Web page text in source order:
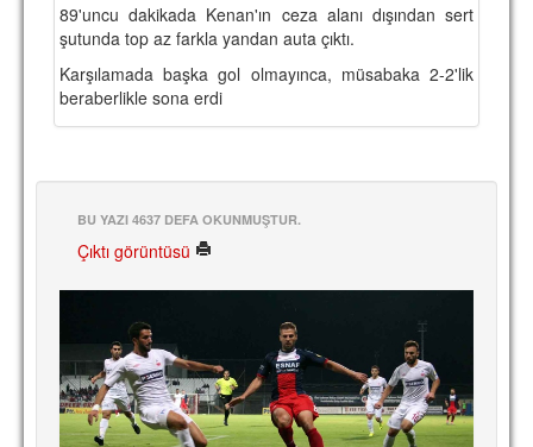
89'uncu dakikada Kenan'ın ceza alanı dışından sert
şutunda top az farkla yandan auta çıktı.
Karşılamada başka gol olmayınca, müsabaka 2-2'lik
beraberlikle sona erdi
BU YAZI 4637 DEFA OKUNMUŞTUR.
Çıktı görüntüsü